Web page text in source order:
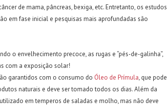
de mama, pâncreas, bexiga, etc. Entretanto, os estudos
em fase inicial e pesquisas mais aprofundadas são
o envelhecimento precoce, as rugas e “pés-de-galinha”,
com a exposição solar!
garantidos com o consumo do Óleo de Prímula, que pode
naturais e deve ser tomado todos os dias. Além da
em temperos de saladas e molho, mas não deve